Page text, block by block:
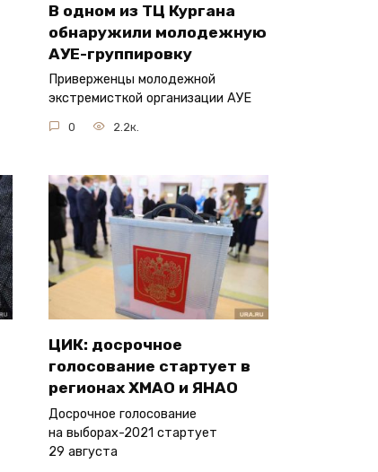
В одном из ТЦ Кургана
обнаружили молодежную
АУЕ-группировку
Приверженцы молодежной
экстремисткой организации АУЕ
0 2.2к.
ЦИК: досрочное
голосование стартует в
регионах ХМАО и ЯНАО
Досрочное голосование
на выборах-2021 стартует
29 августа